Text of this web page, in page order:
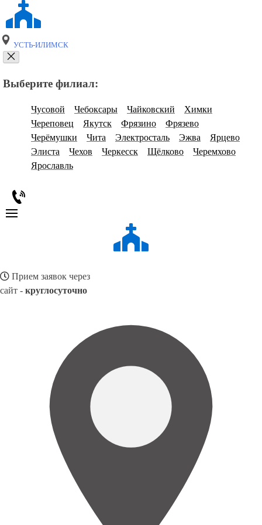
УСТЬ-ИЛИМСК
Выберите филиал:
Чусовой Чебоксары Чайковский
Химки
Череповец
Якутск Фрязино
Фрязево
Черёмушки
Чита Электросталь Эжва
Ярцево
Элиста
Чехов Черкесск Щёлково
Черемхово
Ярославль
Прием заявок через
сайт - круглосуточно